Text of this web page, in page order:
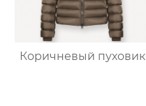
Коричневый пуховик